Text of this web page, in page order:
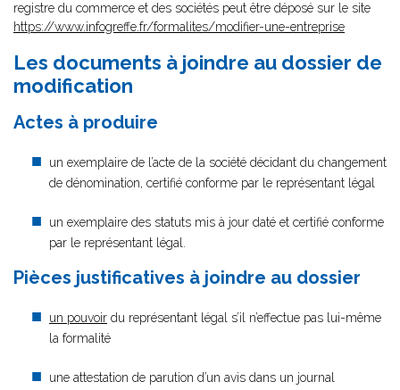
registre du commerce et des sociétés peut être déposé sur le site
https://www.infogreffe.fr/formalites/modifier-une-entreprise
Les documents à joindre au dossier de
modification
Actes à produire
un exemplaire de l’acte de la société décidant du changement
de dénomination, certifié conforme par le représentant légal
un exemplaire des statuts mis à jour daté et certifié conforme
par le représentant légal.
Pièces justificatives à joindre au dossier
un pouvoir du représentant légal s’il n’effectue pas lui-même
la formalité
une attestation de parution d’un avis dans un journal